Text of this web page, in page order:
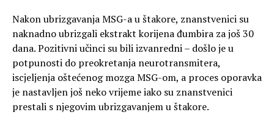
Nakon ubrizgavanja MSG-a u štakore, znanstvenici su
naknadno ubrizgali ekstrakt korijena đumbira za još 30
dana. Pozitivni učinci su bili izvanredni – došlo je u
potpunosti do preokretanja neurotransmitera,
iscjeljenja oštećenog mozga MSG-om, a proces oporavka
je nastavljen još neko vrijeme iako su znanstvenici
prestali s njegovim ubrizgavanjem u štakore.